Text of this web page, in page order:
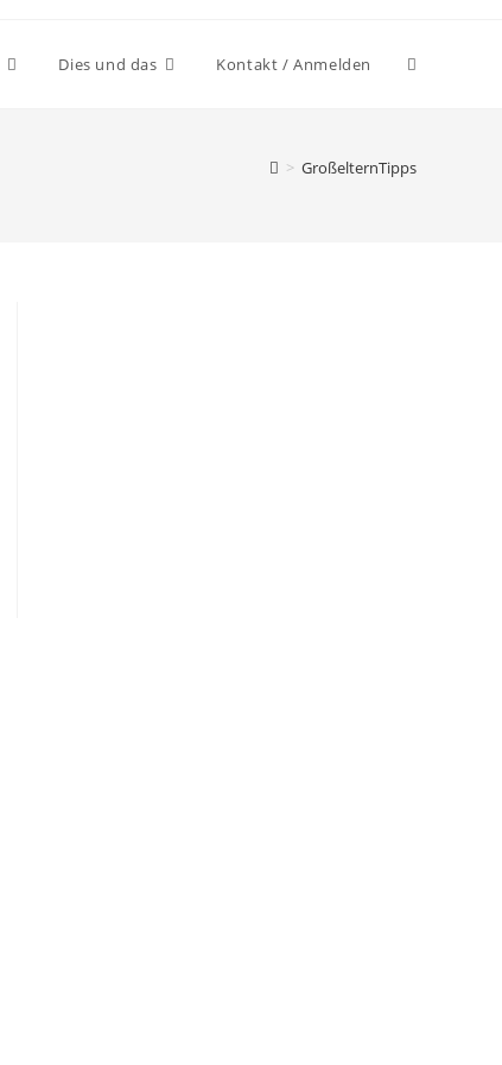
Dies und das Kontakt / Anmelden
> GroßelternTipps